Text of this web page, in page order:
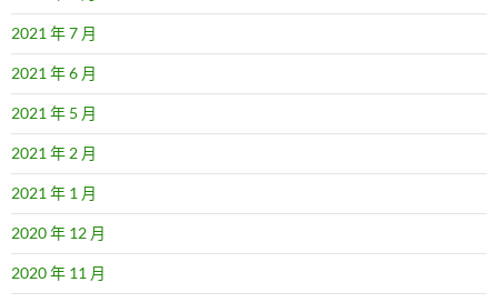
2021 年 7 月
2021 年 6 月
2021 年 5 月
2021 年 2 月
2021 年 1 月
2020 年 12 月
2020 年 11 月